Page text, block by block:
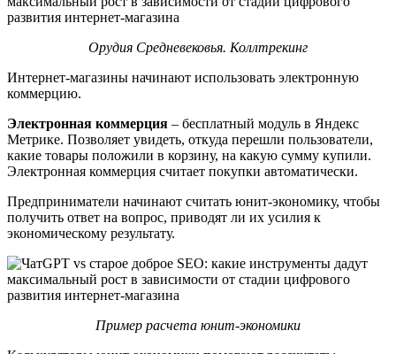
Орудия Средневековья. Коллтрекинг
Интернет-магазины начинают использовать электронную
коммерцию.
Электронная коммерция – бесплатный модуль в Яндекс
Метрике. Позволяет увидеть, откуда перешли пользователи,
какие товары положили в корзину, на какую сумму купили.
Электронная коммерция считает покупки автоматически.
Предприниматели начинают считать юнит-экономику, чтобы
получить ответ на вопрос, приводят ли их усилия к
экономическому результату.
Пример расчета юнит-экономики